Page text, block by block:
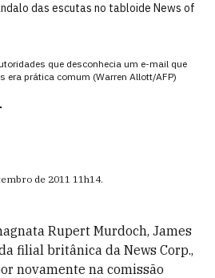
das escutas no tabloide News of
que desconhecia um e-mail que
era prática comum (Warren Allott/AFP)
de 2011 11h14.
Rupert Murdoch, James
filial britânica da News Corp.,
novamente na comissão